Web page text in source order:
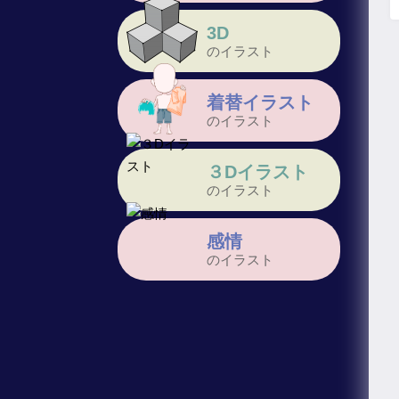
3D
のイラスト
着替イラスト
のイラスト
３Dイラスト
のイラスト
感情
のイラスト